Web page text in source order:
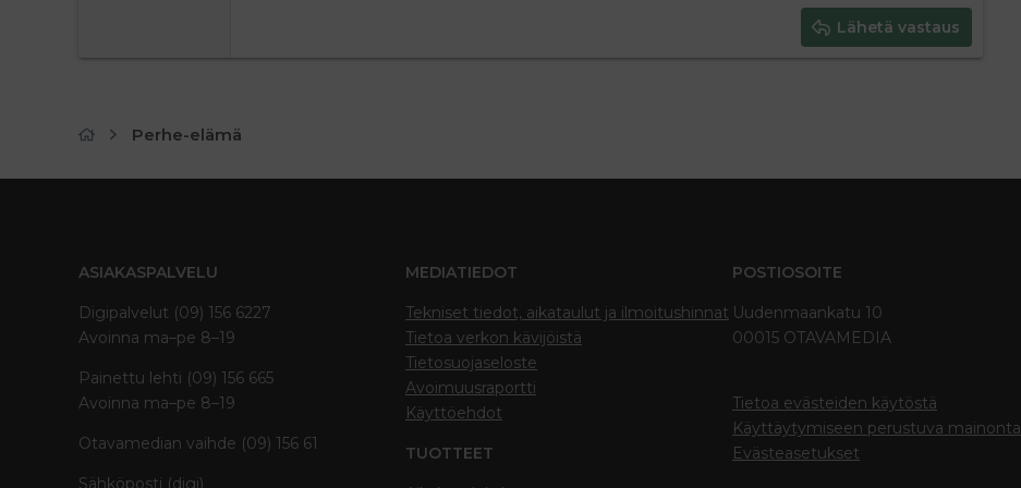
26
Lähetä vastaus
Perhe-elämä
ASIAKASPALVELU
Digipalvelut (09) 156 6227
Avoinna ma–pe 8–19
Painettu lehti (09) 156 665
Avoinna ma–pe 8–19
Otavamedian vaihde (09) 156 61
Sähköposti (digi)
MEDIATIEDOT
Tekniset tiedot, aikataulut ja ilmoitushinnat
Tietoa verkon kävijöistä
Tietosuojaseloste
Avoimuusraportti
Käyttöehdot
TUOTTEET
POSTIOSOITE
Uudenmaankatu 10
00015 OTAVAMEDIA
Tietoa evästeiden käytöstä
Käyttäytymiseen perustuva mainonta
Evästeasetukset